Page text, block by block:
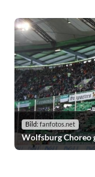
Bild: fanfotos.net
Wolfsburg Choreo